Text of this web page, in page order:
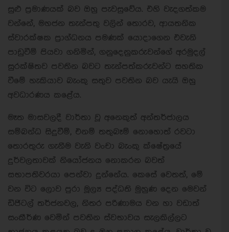
සුළු ප්‍රමාණයක් බව ඔහු පැවසුවේය. එහි වැදගත්කම
වන්නේ, මහජන තැන්පතු වලින් තොරව, ආයතනික
ස්වාරක්ෂක ප්‍රාග්ධනය පමණක් යොදාගෙන එවැනි
පාඩුවීම් පියවා ගනිමින්, ගනුදෙනුකරුවන්ගේ අරමුදල්
සුරක්ෂිතව පවතින බවට තැන්පත්කරුවන්ට සහතික
වීමේ හැකියාව බැංකු සතුව පවතින බව යැයි ඔහු
අවධාරණය කළේය.
මෑත මාසවලදී වාර්තා වූ අනෙකුත් අන්තර්ජාලය
සම්බන්ධ සිදුවීම්, එනම් තතුබෑම් නොහොත් රවටා
තොරතුරු ගැනීම වැනි වංචා බැංකු ක්ෂේත්‍රයේ
දුර්වලතාවක් නියෝජනය නොකරන බවත්
සභාපතිවරයා පෙන්වා දුන්නේය. කෙසේ වෙතත්, මේ
වන විට ලොව පුරා මූල්‍ය පද්ධති මුහුණ දෙන මෙවන්
ඩිජිටල් තර්ජනවල, නිතර පරිණාමය වන හා වඩාත්
සංකීර්ණ වෙමින් පවතින ස්වභාවය සැලකිල්ලට